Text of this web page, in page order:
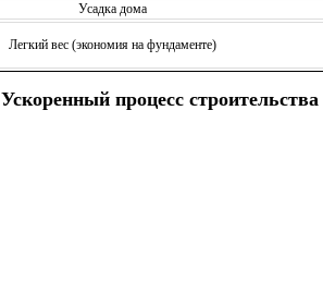
Усадка дома
Легкий вес (экономия на фундаменте)
Ускоренный процесс